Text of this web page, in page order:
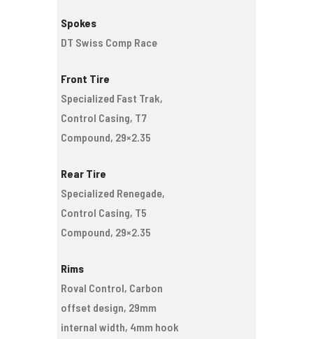
Spokes
DT Swiss Comp Race
Front Tire
Specialized Fast Trak,
Control Casing, T7
Compound, 29×2.35
Rear Tire
Specialized Renegade,
Control Casing, T5
Compound, 29×2.35
Rims
Roval Control, Carbon
offset design, 29mm
internal width, 4mm hook